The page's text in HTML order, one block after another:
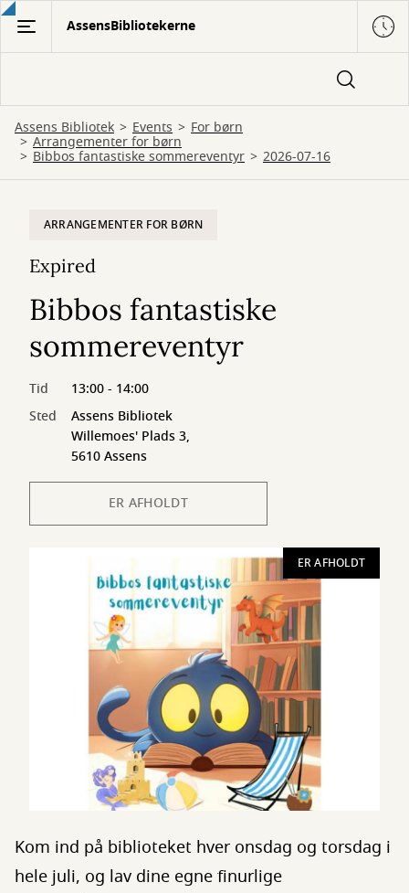
Gå
hovedindhold
AssensBibliotekerne
Assens Bibliotek Events For børn
Arrangementer for børn
Bibbos fantastiske sommereventyr 2026-07-16
ER AFHOLDT
ARRANGEMENTER FOR BØRN
Expired
Bibbos fantastiske
sommereventyr
Tid
13:00 - 14:00
Sted
Assens Bibliotek
Willemoes' Plads 3,
5610 Assens
ER AFHOLDT
Kom ind på biblioteket hver onsdag og torsdag i
hele juli, og lav dine egne finurlige